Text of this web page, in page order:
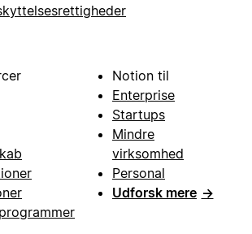
Notion til
Enterprise
Startups
Mindre
virksomhed
Personal
Udforsk mere →